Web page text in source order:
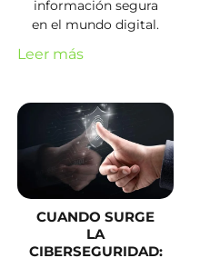
información segura
en el mundo digital.
Leer más
CUANDO SURGE
LA
CIBERSEGURIDAD: